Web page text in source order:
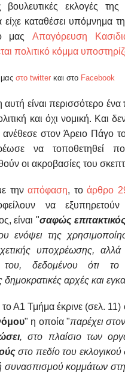
βουλευτικές εκλογές
είχε καταθέσει υπόμνημα
μαςΑπαγόρευση
πολιτικό κόμμα
στο twitter και στο Facebook
είναι περισσότερο ένα
και όχι νομική. Και
στον Άρειο Πάγο
να τοποθετηθεί
οι ακροβασίες του
τηναπόφαση, τοάρθρο
να
είναι "σαφώς
ενόψει της
υποχρέωσης, αλλά
του, δεδομένου ότι
δημοκρατικές αρχές και
Α1 Τμήμα έκρινε (σελ. 11)
" η οποία "παρέχει
, στο πλαίσιο των
στο πεδίο του εκλογικού
συνασπισμού κομμάτων